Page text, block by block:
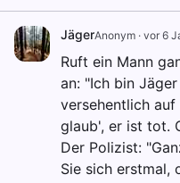
JägerAnonym · vor 6
Ruft ein Mann
an: "Ich bin
versehentlich auf
glaub', er ist tot.
Der Polizist:
Sie sich erstmal,